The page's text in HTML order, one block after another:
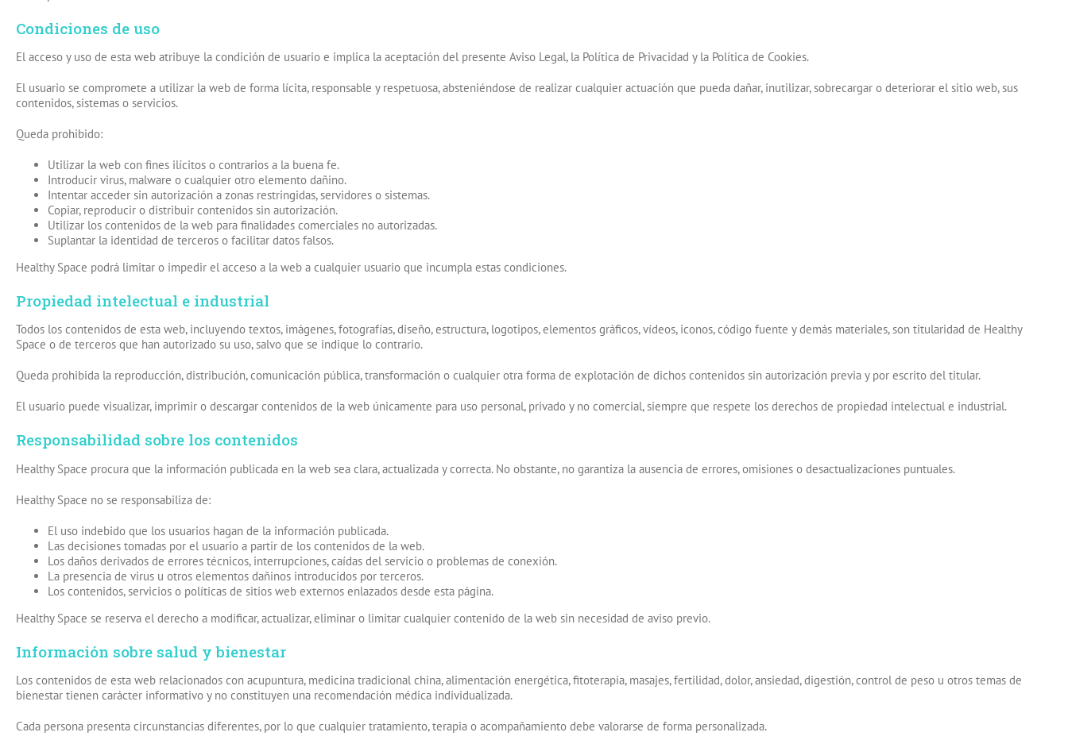
Condiciones de uso
El acceso y uso de esta web atribuye la condición de usuario e implica la aceptación del presente Aviso Legal, la Política de Privacidad y la Política de Cookies.
El usuario se compromete a utilizar la web de forma lícita, responsable y respetuosa, absteniéndose de realizar cualquier actuación que pueda dañar, inutilizar, sobrecargar o deteriorar el sitio web, sus
contenidos, sistemas o servicios.
Queda prohibido:
Utilizar la web con fines ilícitos o contrarios a la buena fe.
Introducir virus, malware o cualquier otro elemento dañino.
Intentar acceder sin autorización a zonas restringidas, servidores o sistemas.
Copiar, reproducir o distribuir contenidos sin autorización.
Utilizar los contenidos de la web para finalidades comerciales no autorizadas.
Suplantar la identidad de terceros o facilitar datos falsos.
Healthy Space podrá limitar o impedir el acceso a la web a cualquier usuario que incumpla estas condiciones.
Propiedad intelectual e industrial
Todos los contenidos de esta web, incluyendo textos, imágenes, fotografías, diseño, estructura, logotipos, elementos gráficos, vídeos, iconos, código fuente y demás materiales, son titularidad de Healthy
Space o de terceros que han autorizado su uso, salvo que se indique lo contrario.
Queda prohibida la reproducción, distribución, comunicación pública, transformación o cualquier otra forma de explotación de dichos contenidos sin autorización previa y por escrito del titular.
El usuario puede visualizar, imprimir o descargar contenidos de la web únicamente para uso personal, privado y no comercial, siempre que respete los derechos de propiedad intelectual e industrial.
Responsabilidad sobre los contenidos
Healthy Space procura que la información publicada en la web sea clara, actualizada y correcta. No obstante, no garantiza la ausencia de errores, omisiones o desactualizaciones puntuales.
Healthy Space no se responsabiliza de:
El uso indebido que los usuarios hagan de la información publicada.
Las decisiones tomadas por el usuario a partir de los contenidos de la web.
Los daños derivados de errores técnicos, interrupciones, caídas del servicio o problemas de conexión.
La presencia de virus u otros elementos dañinos introducidos por terceros.
Los contenidos, servicios o políticas de sitios web externos enlazados desde esta página.
Healthy Space se reserva el derecho a modificar, actualizar, eliminar o limitar cualquier contenido de la web sin necesidad de aviso previo.
Información sobre salud y bienestar
Los contenidos de esta web relacionados con acupuntura, medicina tradicional china, alimentación energética, fitoterapia, masajes, fertilidad, dolor, ansiedad, digestión, control de peso u otros temas de
bienestar tienen carácter informativo y no constituyen una recomendación médica individualizada.
Cada persona presenta circunstancias diferentes, por lo que cualquier tratamiento, terapia o acompañamiento debe valorarse de forma personalizada.